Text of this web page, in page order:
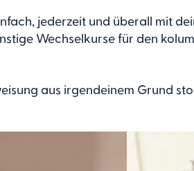
jederzeit und überall mit
Wechselkurse für den
aus irgendeinem Grund